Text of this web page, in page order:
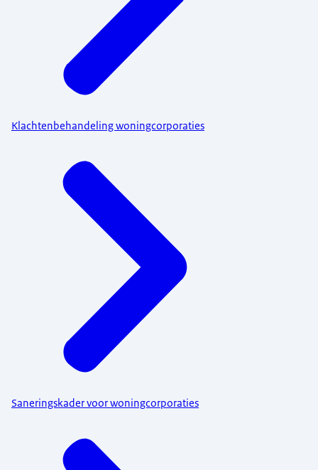
Klachtenbehandeling woningcorporaties
Saneringskader voor woningcorporaties